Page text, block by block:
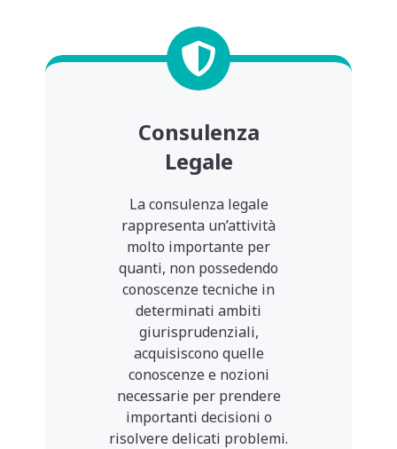
Consulenza
Legale
La consulenza legale
rappresenta un’attività
molto importante per
quanti, non possedendo
conoscenze tecniche in
determinati ambiti
giurisprudenziali,
acquisiscono quelle
conoscenze e nozioni
necessarie per prendere
importanti decisioni o
risolvere delicati problemi.